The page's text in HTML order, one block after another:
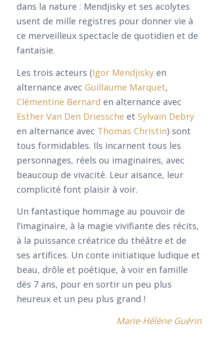
dans la nature : Mendjisky et ses acolytes
usent de mille registres pour donner vie à
ce merveilleux spectacle de quotidien et de
fantaisie.
Les trois acteurs (Igor Mendjiskyen
alternance avec Guillaume Marquet,
Clémentine Bernard en alternance avec
Esther Van Den Driessche et Sylvain Debry
en alternance avec Thomas Christin) sont
tous formidables. Ils incarnent tous les
personnages, réels ou imaginaires, avec
beaucoup de vivacité. Leur aisance, leur
complicité font plaisir à voir.
Un fantastique hommage au pouvoir de
l’imaginaire, à la magie vivifiante des récits,
à la puissance créatrice du théâtre et de
ses artifices. Un conte initiatique ludique et
beau, drôle et poétique, à voir en famille
dès 7 ans, pour en sortir un peu plus
heureux et un peu plus grand !
Marie-Hélène Guérin